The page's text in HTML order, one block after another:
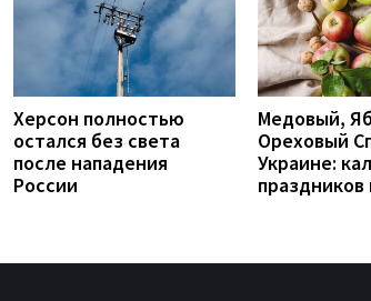
Херсон полностью
остался без света
после нападения
России
Медовый,
Ореховый
Украине: